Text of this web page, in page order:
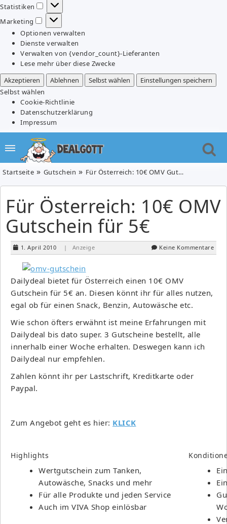
Statistiken
Statistiken
Marketing
Marketing
Optionen verwalten
Dienste verwalten
Verwalten von {vendor_count}-Lieferanten
Lese mehr über diese Zwecke
Akzeptieren
Ablehnen Selbst wählen
Einstellungen speichern
Selbst wählen
Cookie-Richtlinie
Datenschutzerklärung
Impressum
Startseite Gutschein Für Österreich: 10€ OMV Gutschein für 5€
Für Österreich: 10€ OMV
Gutschein für 5€
1. April 2010 | Anzeige Keine Kommentare
Dailydeal bietet für Österreich einen 10€ OMV
Gutschein für 5€ an. Diesen könnt ihr für alles nutzen,
egal ob für einen Snack, Benzin, Autowäsche etc.
Wie schon öfters erwähnt ist meine Erfahrungen mit
Dailydeal bis dato super. 3 Gutscheine bestellt, alle
innerhalb einer Woche erhalten. Deswegen kann ich
Dailydeal nur empfehlen.
Zahlen könnt ihr per Lastschrift, Kreditkarte oder
Paypal.
Zum Angebot geht es hier: KLICK
Highlights
Wertgutschein zum Tanken,
Autowäsche, Snacks und mehr
Für alle Produkte und jeden Service
Auch im VIVA Shop einlösbar